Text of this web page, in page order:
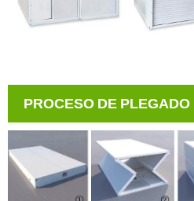
PROCESO DE PLEGADO